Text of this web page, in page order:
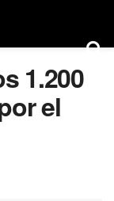
1.200
el